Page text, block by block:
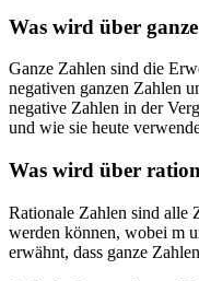
Was wird über
Ganze Zahlen sind die
negativen ganzen Zahlen
negative Zahlen in der
und wie sie heute
Was wird über
Rationale Zahlen sind alle
werden können, wobei m
erwähnt, dass ganze